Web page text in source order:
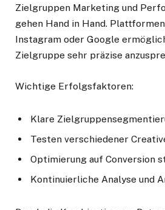
Zielgruppen Marketing und
gehen Hand in Hand.
Instagram oder Google
Zielgruppe sehr präzise
Wichtige Erfolgsfaktoren:
Klare
Testen verschiedener
Optimierung auf Conversion
Kontinuierliche Analyse und